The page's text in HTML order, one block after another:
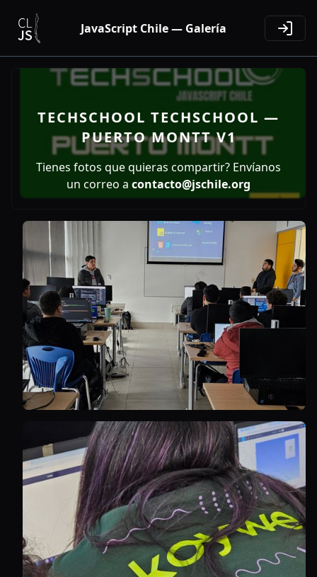
JavaScript Chile — Galería
TECHSCHOOL TECHSCHOOL —
PUERTO MONTT V1
Tienes fotos que quieras compartir? Envíanos
un correo a contacto@jschile.org